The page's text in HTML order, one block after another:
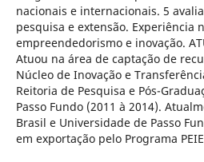
nacionais e internacionais. 5
pesquisa e extensão. Experiência
empreendedorismo e inovação.
Atuou na área de captação de
Núcleo de Inovação e
Reitoria de Pesquisa e Pós-
Passo Fundo (2011 à 2014).
Brasil e Universidade de Passo
em exportação pelo Programa